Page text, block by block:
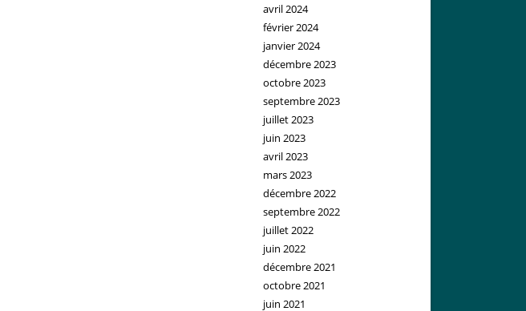
avril 2024
février 2024
janvier 2024
décembre 2023
octobre 2023
septembre 2023
juillet 2023
juin 2023
avril 2023
mars 2023
décembre 2022
septembre 2022
juillet 2022
juin 2022
décembre 2021
octobre 2021
juin 2021